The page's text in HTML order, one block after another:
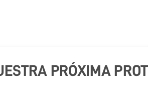
PRÓXIMA